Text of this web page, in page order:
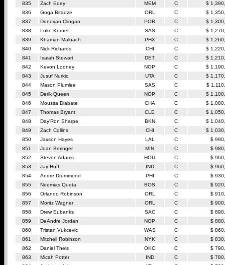
835
Zach Edey MEM C
$
836
Goga Bitadze ORL C
$
837
Donovan Clingan POR C
$
838
Luke Kornet SAS C
$
839
Khaman Maluach PHX C
$
840
Nick Richards CHI C
$
841
Isaiah Stewart DET C
$
842
Kevon Looney NOP C
$
843
Jusuf Nurkic UTA C
$
844
Mason Plumlee SAS C
$
845
Derik Queen NOP C
$
846
Moussa Diabate CHA C
$
847
Thomas Bryant CLE C
$
848
Day'Ron Sharpe BKN C
$
849
Zach Collins CHI C
$
850
Jaxson Hayes LAL C
$
851
Joan Beringer MIN C
$
852
Steven Adams HOU C
$
853
Jay Huff IND C
$
854
Andre Drummond PHI C
$
855
Neemias Queta BOS C
$
856
Orlando Robinson ORL C
$
857
Moritz Wagner ORL C
$
858
Drew Eubanks SAC C
$
859
DeAndre Jordan NOP C
$
860
Tristan Vukcevic WAS C
$
861
Mitchell Robinson NYK C
$
862
Daniel Theis OKC C
$
863
Micah Potter IND C
$